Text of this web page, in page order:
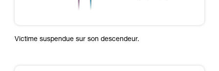
Victime suspendue sur son descendeur.